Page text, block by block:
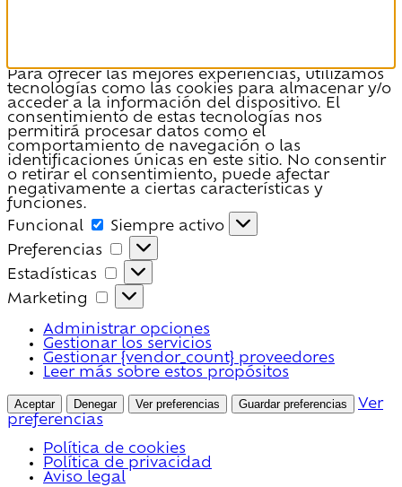
Para ofrecer las mejores experiencias, utilizamos
tecnologías como las cookies para almacenar y/o
acceder a la información del dispositivo. El
consentimiento de estas tecnologías nos
permitirá procesar datos como el
comportamiento de navegación o las
identificaciones únicas en este sitio. No consentir
o retirar el consentimiento, puede afectar
negativamente a ciertas características y
funciones.
Funcional
Funcional
Siempre activo
Preferencias
Preferencias
Estadísticas
Estadísticas
Marketing
Marketing
Administrar opciones
Gestionar los servicios
Gestionar {vendor_count} proveedores
Leer más sobre estos propósitos
Aceptar Denegar Ver preferencias Guardar preferencias
Ver
preferencias
Política de cookies
Política de privacidad
Aviso legal